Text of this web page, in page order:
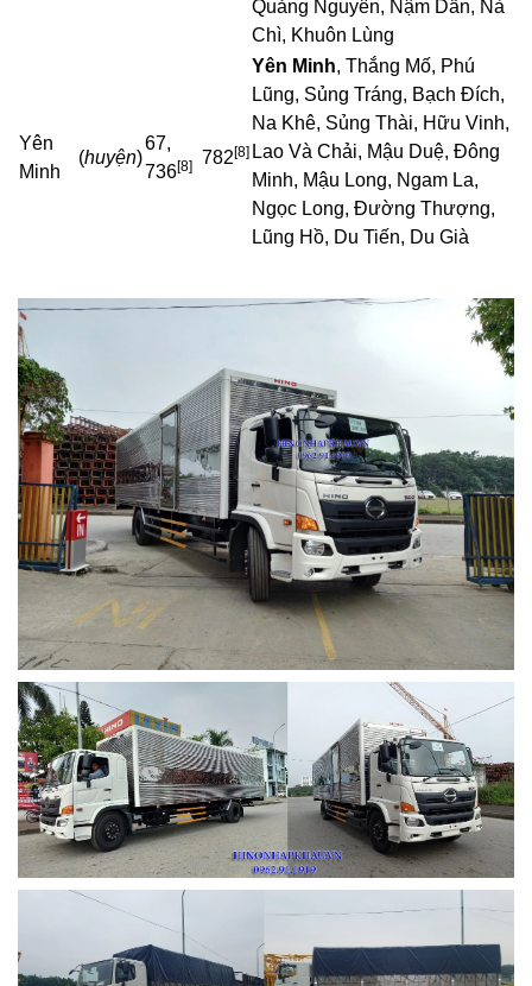
Quảng Nguyên, Nậm Dẩn, Nà
Chì, Khuôn Lùng
Yên
Minh
(huyện)
67,
736[8] 782[8]
Yên Minh, Thắng Mố, Phú
Lũng, Sủng Tráng, Bạch Đích,
Na Khê, Sủng Thài, Hữu Vinh,
Lao Và Chải, Mậu Duệ, Đông
Minh, Mậu Long, Ngam La,
Ngọc Long, Đường Thượng,
Lũng Hồ, Du Tiến, Du Già